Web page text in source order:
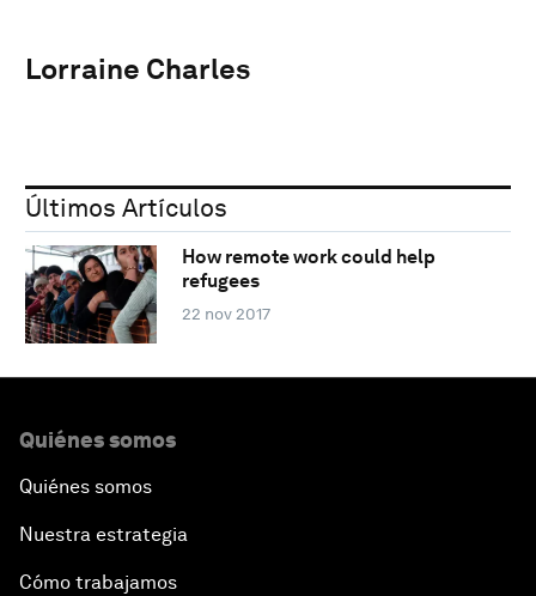
Lorraine Charles
Últimos Artículos
How remote work could help
refugees
22 nov 2017
Quiénes somos
Quiénes somos
Nuestra estrategia
Cómo trabajamos